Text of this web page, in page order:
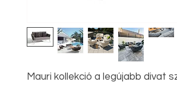
Mauri kollekció a legújabb divat